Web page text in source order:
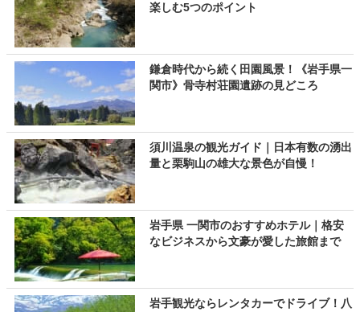
楽しむ5つのポイント
鎌倉時代から続く田園風景！《岩手県一
関市》骨寺村荘園遺跡の見どころ
須川温泉の観光ガイド｜日本有数の湧出
量と栗駒山の雄大な景色が自慢！
岩手県 一関市のおすすめホテル｜格安
なビジネスから文豪が愛した旅館まで
岩手観光ならレンタカーでドライブ！八